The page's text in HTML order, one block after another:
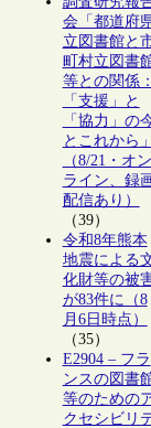
会「都道府
立図書館と
町村立図書
等との関係：
「支援」と
「協力」の
とこれから」
（8/21・オン
ライン、録
配信あり）
（39）
令和8年熊本
地震による
化財等の被
が83件に（8
月6日時点）
（35）
E2904 – フラ
ンスの図書
等のための
クセシビリ